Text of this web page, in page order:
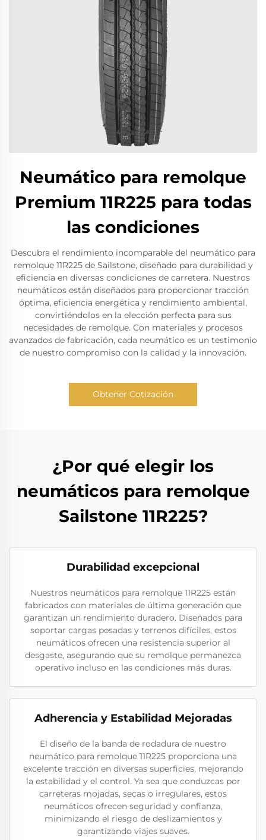
Neumático para remolque
Premium 11R225 para todas
las condiciones
Descubra el rendimiento incomparable del neumático para
remolque 11R225 de Sailstone, diseñado para durabilidad y
eficiencia en diversas condiciones de carretera. Nuestros
neumáticos están diseñados para proporcionar tracción
óptima, eficiencia energética y rendimiento ambiental,
convirtiéndolos en la elección perfecta para sus
necesidades de remolque. Con materiales y procesos
avanzados de fabricación, cada neumático es un testimonio
de nuestro compromiso con la calidad y la innovación.
Obtener Cotización
¿Por qué elegir los
neumáticos para remolque
Sailstone 11R225?
Durabilidad excepcional
Nuestros neumáticos para remolque 11R225 están
fabricados con materiales de última generación que
garantizan un rendimiento duradero. Diseñados para
soportar cargas pesadas y terrenos difíciles, estos
neumáticos ofrecen una resistencia superior al
desgaste, asegurando que su remolque permanezca
operativo incluso en las condiciones más duras.
Adherencia y Estabilidad Mejoradas
El diseño de la banda de rodadura de nuestro
neumático para remolque 11R225 proporciona una
excelente tracción en diversas superficies, mejorando
la estabilidad y el control. Ya sea que conduzcas por
carreteras mojadas, secas o irregulares, estos
neumáticos ofrecen seguridad y confianza,
minimizando el riesgo de deslizamientos y
garantizando viajes suaves.